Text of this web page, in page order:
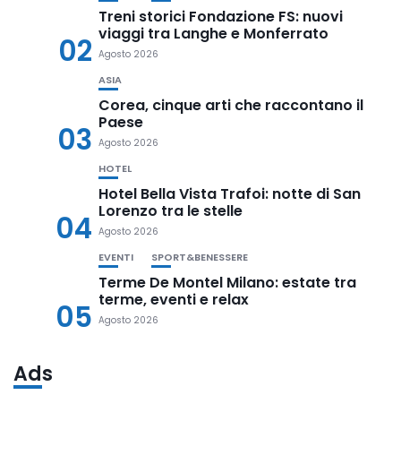
02
Treni storici Fondazione FS: nuovi
viaggi tra Langhe e Monferrato
Agosto 2026
03
ASIA
Corea, cinque arti che raccontano il
Paese
Agosto 2026
04
HOTEL
Hotel Bella Vista Trafoi: notte di San
Lorenzo tra le stelle
Agosto 2026
05
EVENTI SPORT&BENESSERE
Terme De Montel Milano: estate tra
terme, eventi e relax
Agosto 2026
Ads